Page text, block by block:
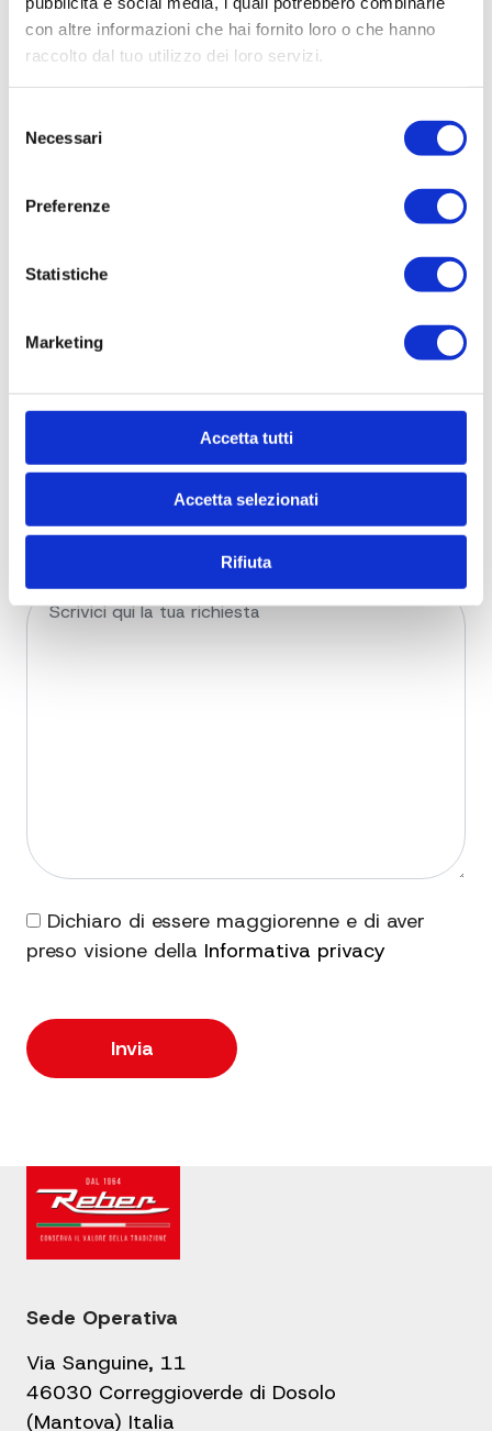
con altre informazioni che hai fornito loro o che hanno
raccolto dal tuo utilizzo dei loro servizi.
delNecessari
Preferenze
Statistiche
Marketing
Accetta tutti
Accetta selezionati
Rifiuta
Dichiaro di essere maggiorenne e di aver
preso visione della Informativa privacy
Sede Operativa
Via Sanguine, 11
46030 Correggioverde di Dosolo
(Mantova) Italia